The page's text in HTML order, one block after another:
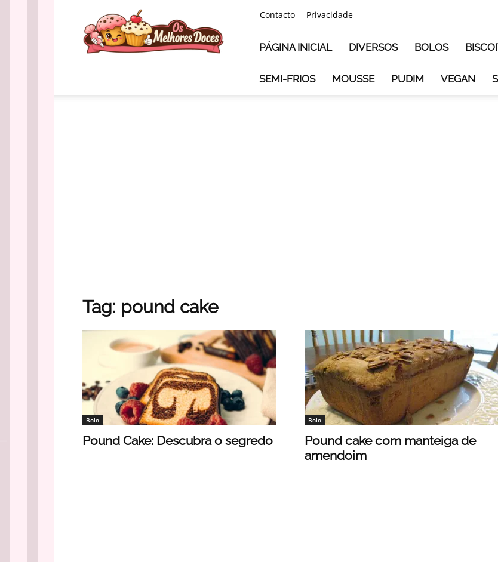
Melhores
Doces
Contacto Privacidade
PÁGINA INICIAL DIVERSOS BOLOS
SEMI-FRIOS MOUSSE PUDIM VEGAN
Tag: pound cake
Bolo
Pound Cake: Descubra o segredo
Bolo
Pound cake com manteiga de
amendoim